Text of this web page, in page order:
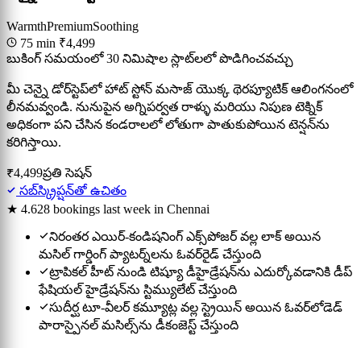
WarmthPremiumSoothing
75 min ₹4,499
బుకింగ్ సమయంలో 30 నిమిషాల స్లాట్‌లలో పొడిగించవచ్చు
మీ చెన్నై డోర్‌స్టెప్‌లో హాట్ స్టోన్ మసాజ్ యొక్క థెరప్యూటిక్ ఆలింగనంలో
లీనమవ్వండి. నునుపైన అగ్నిపర్వత రాళ్ళు మరియు నిపుణ టెక్నిక్
అధికంగా పని చేసిన కండరాలలో లోతుగా పాతుకుపోయిన టెన్షన్‌ను
కరిగిస్తాయి.
₹4,499ప్రతి సెషన్
సబ్‌స్క్రిప్షన్‌తో ఉచితం
★ 4.628 bookings last week in Chennai
నిరంతర ఎయిర్-కండిషనింగ్ ఎక్స్‌పోజర్ వల్ల లాక్ అయిన
మసిల్ గార్డింగ్ ప్యాటర్న్‌లను ఓవర్‌రైడ్ చేస్తుంది
ట్రాపికల్ హీట్ నుండి టిష్యూ డీహైడ్రేషన్‌ను ఎదుర్కోవడానికి డీప్
ఫేషియల్ హైడ్రేషన్‌ను స్టిమ్యులేట్ చేస్తుంది
సుదీర్ఘ టూ-వీలర్ కమ్యూట్ల వల్ల స్ట్రెయిన్ అయిన ఓవర్‌లోడెడ్
పారాస్పైనల్ మసిల్స్‌ను డీకంజెస్ట్ చేస్తుంది